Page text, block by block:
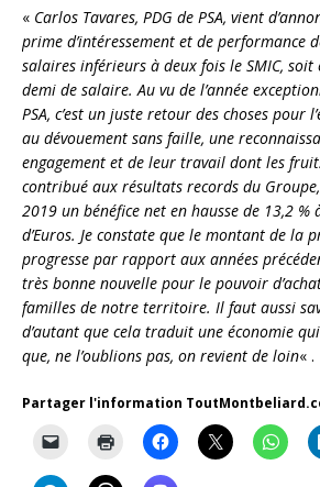
« Carlos Tavares, PDG de PSA, vient
prime d’intéressement et de performance
salaires inférieurs à deux fois le SMIC,
demi de salaire. Au vu de l’année
PSA, c’est un juste retour des choses pour
au dévouement sans faille, une
engagement et de leur travail dont les
contribué aux résultats records du
2019 un bénéfice net en hausse de 13,2
d’Euros. Je constate que le montant de la
progresse par rapport aux années
très bonne nouvelle pour le pouvoir
familles de notre territoire. Il faut aussi
d’autant que cela traduit une économie
que, ne l’oublions pas, on revient de loin« .
Partager l'information